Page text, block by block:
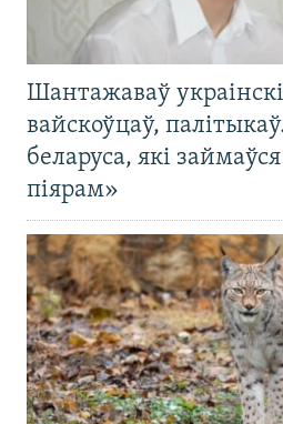
Шантажаваў
вайскоўцаў,
беларуса, які
піярам»